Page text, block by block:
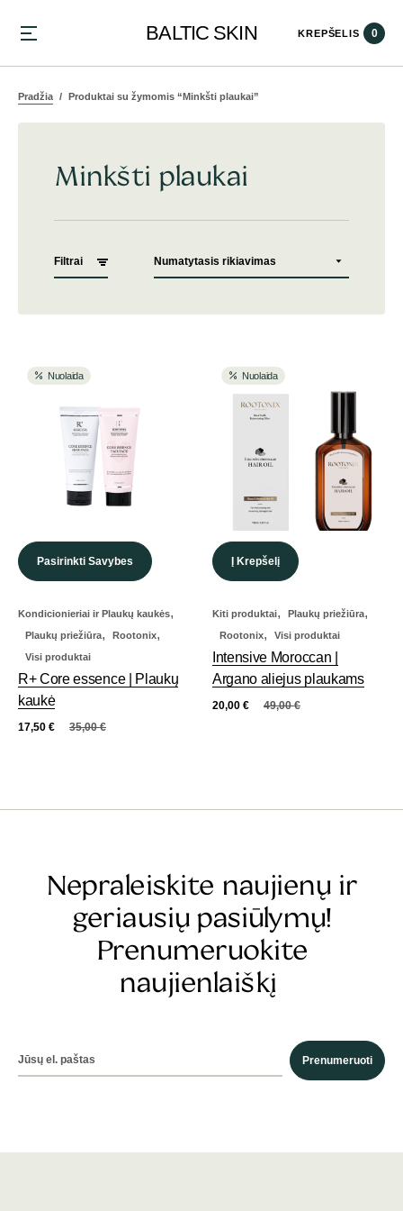
BALTIC SKIN KREPŠELIS 0
Pradžia Produktai su žymomis “Minkšti plaukai”
Minkšti plaukai
Filtrai
Nuolaida
Pasirinkti Savybes
Kondicionieriai ir Plaukų kaukės,
Plaukų priežiūra, Rootonix,
Visi produktai
R+ Core essence | Plaukų
kaukė
35,00€
17,50 €
Nuolaida
Į Krepšelį
Kiti produktai, Plaukų priežiūra,
Rootonix, Visi produktai
Intensive Moroccan |
Argano aliejus plaukams
49,00€
20,00 €
Nepraleiskite naujienų ir
geriausių pasiūlymų!
Prenumeruokite
naujienlaiškį
Prenumeruoti